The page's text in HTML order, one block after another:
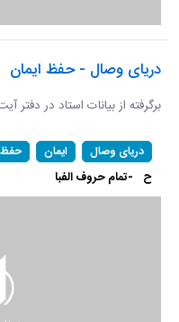
دریای وصال - حفظ ایمان
برگرفته از بیانات استاد در دفتر
دریای وصال ایمان حفظ
ح -تمام حروف الفبا